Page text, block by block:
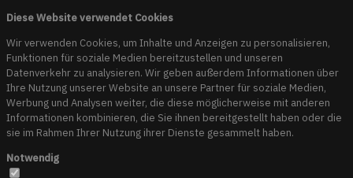
Diese Website verwendet Cookies
Wir verwenden Cookies, um Inhalte und Anzeigen zu personalisieren,
Funktionen für soziale Medien bereitzustellen und unseren
Datenverkehr zu analysieren. Wir geben außerdem Informationen über
Ihre Nutzung unserer Website an unsere Partner für soziale Medien,
Werbung und Analysen weiter, die diese möglicherweise mit anderen
Informationen kombinieren, die Sie ihnen bereitgestellt haben oder die
sie im Rahmen Ihrer Nutzung ihrer Dienste gesammelt haben.
Notwendig